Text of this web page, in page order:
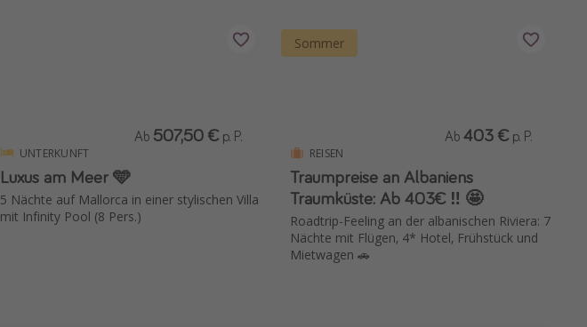
UNTERKUNFT
Luxus am Meer 🩵
5 Nächte auf Mallorca in einer stylischen Villa
mit Infinity Pool (8 Pers.)
Ab 507,50 € p. P.
Sommer
REISEN
Traumpreise an Albaniens
Traumküste: Ab 403€ ‼️ 🤩
Roadtrip-Feeling an der albanischen Riviera: 7
Nächte mit Flügen, 4* Hotel, Frühstück und
Mietwagen 🚗
Ab 403 € p. P.